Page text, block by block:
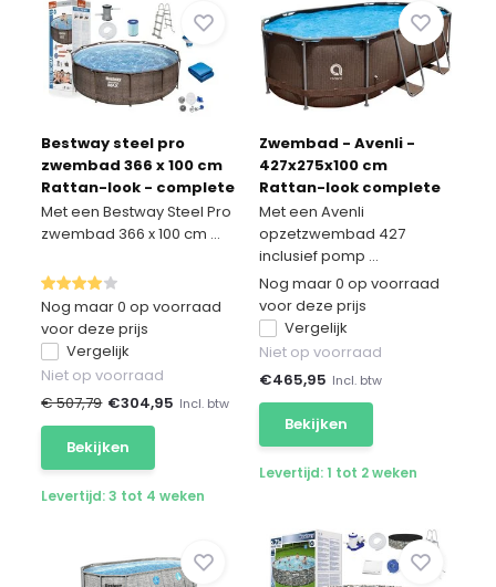
Bestway steel pro
zwembad 366 x 100 cm
Rattan-look - complete
set
Met een Bestway Steel Pro
zwembad 366 x 100 cm ...
Nog maar 0 op voorraad
voor deze prijs
Vergelijk
Niet op voorraad
€ 507,79 €304,95 Incl. btw
Bekijken
Levertijd: 3 tot 4 weken
Zwembad - Avenli -
427x275x100 cm
Rattan-look complete
set
Met een Avenli
opzetzwembad 427
inclusief pomp ...
Nog maar 0 op voorraad
voor deze prijs
Vergelijk
Niet op voorraad
€465,95 Incl. btw
Bekijken
Levertijd: 1 tot 2 weken